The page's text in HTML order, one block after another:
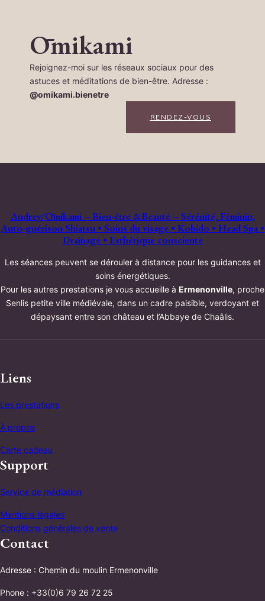
Ōmikami
Rejoignez-moi sur les réseaux sociaux pour des
astuces et méditations de bien-être. Adresse :
@omikami.bienetre
RENDEZ-VOUS
Audrey/Ōmikami – Bien-être &Beauté – Sérénité, Féminin,
Auto-guérison Shiatsu • Soins du visage • Kobido • Head Spa •
Drainage • Esthétique consciente
Les séances peuvent se dérouler à distance pour les guidances et
soins énergétiques.
Pour les autres prestations je vous accueille à Ermenonville, proche
Senlis petite ville médiévale, dans un cadre paisible, verdoyant et
dépaysant entre son château et l’Abbaye de Chaâlis.
Liens
Les prestations
À propos
Carte cadeau
Support
Service de médiation
Mentions légales
Conditions générales de vente
Contact
Adresse : Chemin du moulin Ermenonville
Phone : +33(0)6 79 26 72 25